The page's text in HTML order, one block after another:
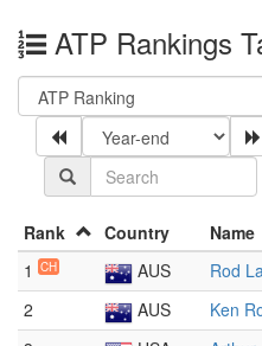
ATP Rankings
Rank Country Name
1
CH AUS
Rod
2
AUS
Ken